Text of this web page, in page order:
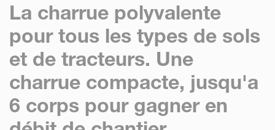
La charrue polyvalente
pour tous les types de sols
et de tracteurs. Une
charrue compacte, jusqu'a
6 corps pour gagner en